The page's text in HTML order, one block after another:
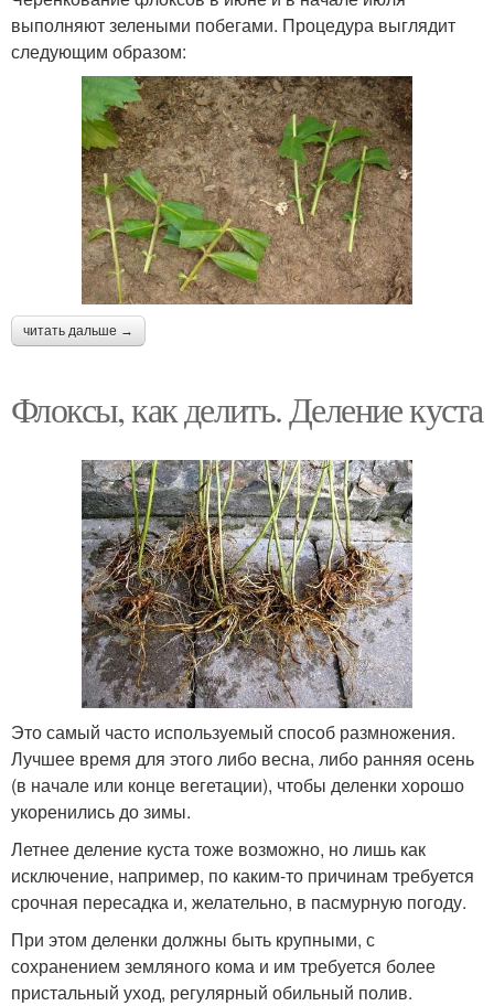
выполняют зелеными побегами. Процедура выглядит
следующим образом:
читать дальше →
Флоксы, как делить. Деление куста
Это самый часто используемый способ размножения.
Лучшее время для этого либо весна, либо ранняя осень
(в начале или конце вегетации), чтобы деленки хорошо
укоренились до зимы.
Летнее деление куста тоже возможно, но лишь как
исключение, например, по каким-то причинам требуется
срочная пересадка и, желательно, в пасмурную погоду.
При этом деленки должны быть крупными, с
сохранением земляного кома и им требуется более
пристальный уход, регулярный обильный полив.